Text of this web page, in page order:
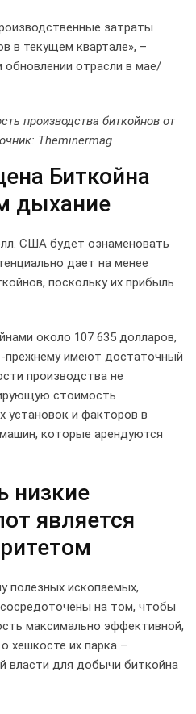
затраты
в текущем квартале», –
обновлении отрасли в мае/
производства биткойнов от
Theminermag
Биткойна
дыхание
США будет ознаменовать
дает на менее
поскольку их прибыль
около 107 635 долларов,
прежнему имеют достаточный
производства не
стоимость
и факторов в
которые арендуются
низкие
является
полезных ископаемых,
на том, чтобы
максимально эффективной,
хешкосте их парка –
власти для добычи биткойна